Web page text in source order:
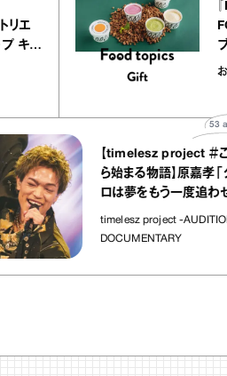
アトリエ
レープ キャ
【timelesz project ＃ここか
ら始まる物語】原嘉孝「タイプ
ロは夢をもう一度追わせてく
れた場所」
timelesz project -AUDITION-
DOCUMENTARY
articles